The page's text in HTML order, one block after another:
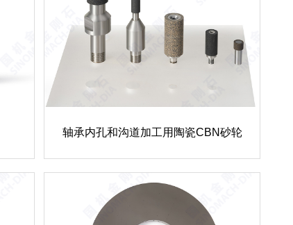
轴承内孔和沟道加工用陶瓷CBN砂轮